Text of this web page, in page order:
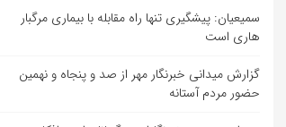
سمیعیان: پیشگیری تنها راه مقابله با بیماری مرگبار
هاری است
گزارش میدانی خبرنگار مهر از صد و پنجاه و نهمین
حضور مردم آستانه